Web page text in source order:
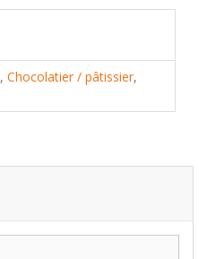
, Chocolatier / pâtissier,